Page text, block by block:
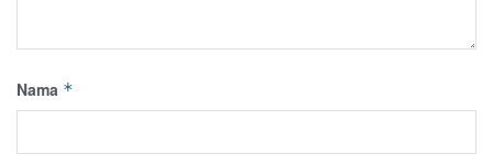
Nama *